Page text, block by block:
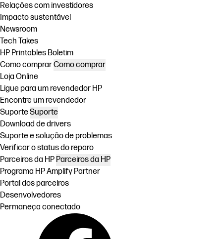
Relações com investidores
Impacto sustentável
Newsroom
Tech Takes
HP Printables Boletim
Como comprarComo comprar
Loja Online
Ligue para um revendedor HP
Encontre um revendedor
SuporteSuporte
Download de drivers
Suporte e solução de problemas
Verificar o status do reparo
Parceiros da HP Parceiros da HP
Programa HP Amplify Partner
Portal dos parceiros
Desenvolvedores
Permaneça conectado